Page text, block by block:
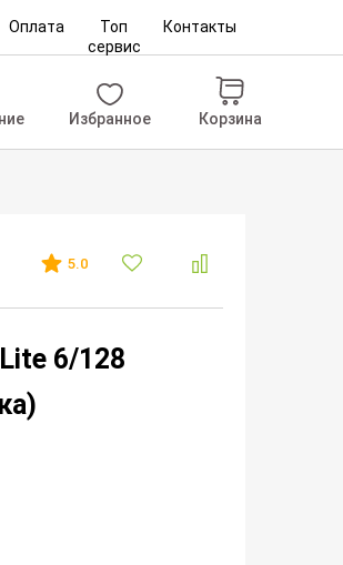
Оплата
Топ
сервис
Контакты
Избранное Корзина
5.0
6/128